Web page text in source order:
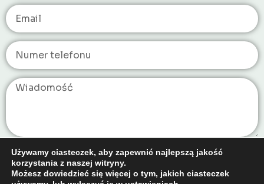
Wyślij
Używamy ciasteczek, aby zapewnić najlepszą jakość
korzystania z naszej witryny.
Możesz dowiedzieć się więcej o tym, jakich ciasteczek